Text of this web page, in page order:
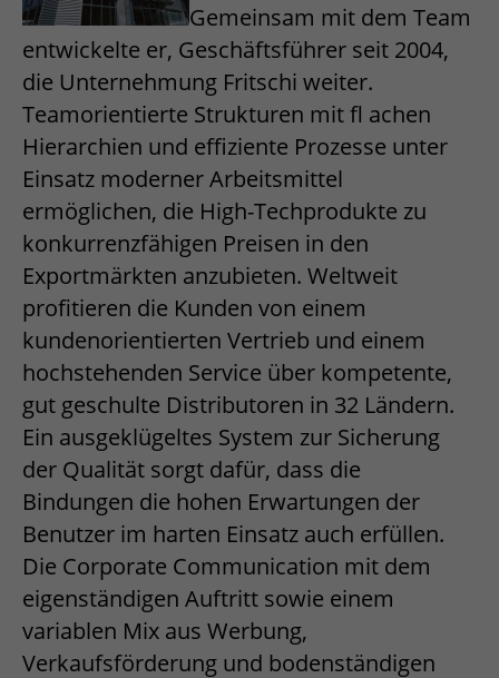
Gemeinsam mit dem Team
entwickelte er, Geschäftsführer seit 2004,
die Unternehmung Fritschi weiter.
Teamorientierte Strukturen mit fl achen
Hierarchien und effiziente Prozesse unter
Einsatz moderner Arbeitsmittel
ermöglichen, die High-Techprodukte zu
konkurrenzfähigen Preisen in den
Exportmärkten anzubieten. Weltweit
profitieren die Kunden von einem
kundenorientierten Vertrieb und einem
hochstehenden Service über kompetente,
gut geschulte Distributoren in 32 Ländern.
Ein ausgeklügeltes System zur Sicherung
der Qualität sorgt dafür, dass die
Bindungen die hohen Erwartungen der
Benutzer im harten Einsatz auch erfüllen.
Die Corporate Communication mit dem
eigenständigen Auftritt sowie einem
variablen Mix aus Werbung,
Verkaufsförderung und bodenständigen